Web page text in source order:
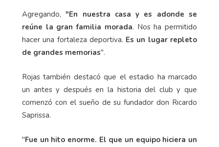
Agregando,"En nuestra casa y es adonde se
reúne la gran familia morada. Nos ha permitido
hacer una fortaleza deportiva. Es un lugar repleto
de grandes memorias".
Rojas también destacó que el estadio ha marcado
un antes y después en la historia del club y que
comenzó con el sueño de su fundador don Ricardo
Saprissa.
"Fue un hito enorme. El que un equipo hiciera un